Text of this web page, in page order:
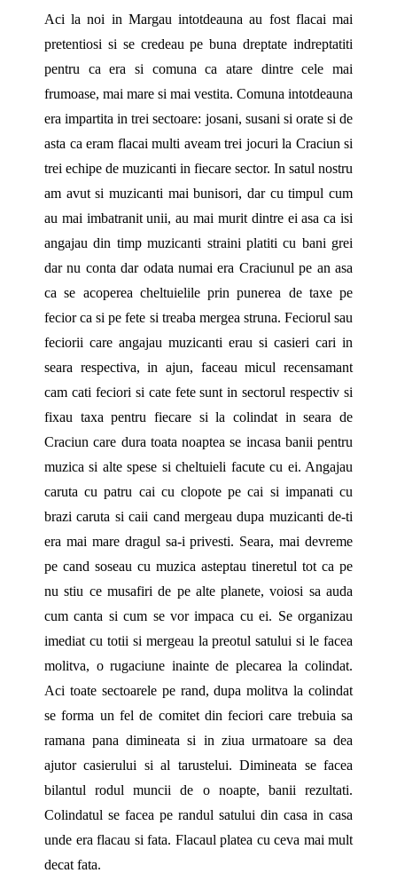
Aci la noi in Margau intotdeauna au fost flacai mai
pretentiosi si se credeau pe buna dreptate indreptatiti
pentru ca era si comuna ca atare dintre cele mai
frumoase, mai mare si mai vestita. Comuna intotdeauna
era impartita in trei sectoare: josani, susani si orate si de
asta ca eram flacai multi aveam trei jocuri la Craciun si
trei echipe de muzicanti in fiecare sector. In satul nostru
am avut si muzicanti mai bunisori, dar cu timpul cum
au mai imbatranit unii, au mai murit dintre ei asa ca isi
angajau din timp muzicanti straini platiti cu bani grei
dar nu conta dar odata numai era Craciunul pe an asa
ca se acoperea cheltuielile prin punerea de taxe pe
fecior ca si pe fete si treaba mergea struna. Feciorul sau
feciorii care angajau muzicanti erau si casieri cari in
seara respectiva, in ajun, faceau micul recensamant
cam cati feciori si cate fete sunt in sectorul respectiv si
fixau taxa pentru fiecare si la colindat in seara de
Craciun care dura toata noaptea se incasa banii pentru
muzica si alte spese si cheltuieli facute cu ei. Angajau
caruta cu patru cai cu clopote pe cai si impanati cu
brazi caruta si caii cand mergeau dupa muzicanti de-ti
era mai mare dragul sa-i privesti. Seara, mai devreme
pe cand soseau cu muzica asteptau tineretul tot ca pe
nu stiu ce musafiri de pe alte planete, voiosi sa auda
cum canta si cum se vor impaca cu ei. Se organizau
imediat cu totii si mergeau la preotul satului si le facea
molitva, o rugaciune inainte de plecarea la colindat.
Aci toate sectoarele pe rand, dupa molitva la colindat
se forma un fel de comitet din feciori care trebuia sa
ramana pana dimineata si in ziua urmatoare sa dea
ajutor casierului si al tarustelui. Dimineata se facea
bilantul rodul muncii de o noapte, banii rezultati.
Colindatul se facea pe randul satului din casa in casa
unde era flacau si fata. Flacaul platea cu ceva mai mult
decat fata.